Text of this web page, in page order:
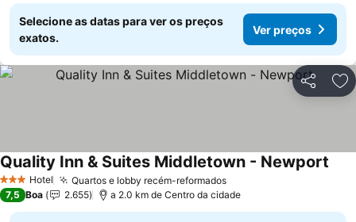
Selecione as datas para ver os preços
exatos.
Ver preços
Partilhar
3 EstrelasHotel Quartos e lobby recém-reformados
Quality Inn & Suites Middletown - Newport
7,5 Boa 2.655 a 2.0 km de Centro da cidade